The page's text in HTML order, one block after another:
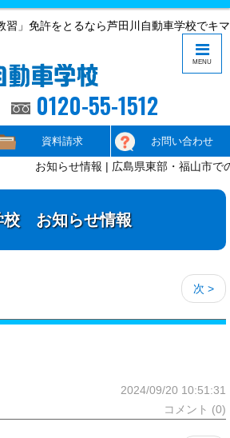
習」免許をとるなら芦田川自動車学校でキマ
0120-55-1512
資料請求 お問い合わせ
お知らせ情報 | 広島県東部・福山市で
校 お知らせ情報
次 >
2024/09/20 10:51:31
コメント (0)
MENU